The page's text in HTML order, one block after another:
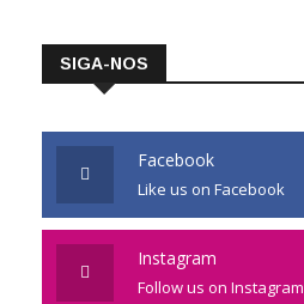
SIGA-NOS
Facebook
Like us on Facebook
Instagram
Follow us on Instagram